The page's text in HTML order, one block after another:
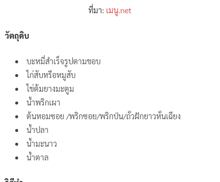
ที่มา: เมนู.net
วัตถุดิบ
บะหมี่สำเร็จรูปตามชอบ
ไก่สับหรือหมูสับ
ไข่ต้มยางมะตูม
น้ำพริกเผา
ต้นหอมซอย /พริกซอย/พริกป่น/ถั่วฝักยาวหั่นเฉียง
น้ำปลา
น้ำมะนาว
น้ำตาล